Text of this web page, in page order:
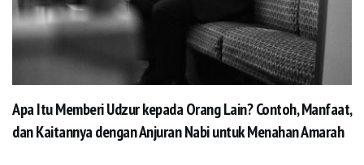
Apa Itu Memberi Udzur kepada Orang Lain? Contoh, Manfaat,
dan Kaitannya dengan Anjuran Nabi untuk Menahan Amarah